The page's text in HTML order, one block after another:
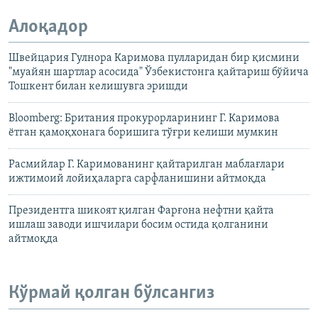
Алоқадор
Швейцария Гулнора Каримова пулларидан бир қисмини
"муайян шартлар асосида" Ўзбекистонга қайтариш бўйича
Тошкент билан келишувга эришди
Bloomberg: Британия прокурорларининг Г. Каримова
ётган қамоқхонага боришига тўғри келиши мумкин
Расмийлар Г. Каримованинг қайтарилган маблағлари
ижтимоий лойиҳаларга сарфланишини айтмоқда
Президентга шикоят қилган Фарғона нефтни қайта
ишлаш заводи ишчилари босим остида қолганини
айтмоқда
Кўрмай қолган бўлсангиз